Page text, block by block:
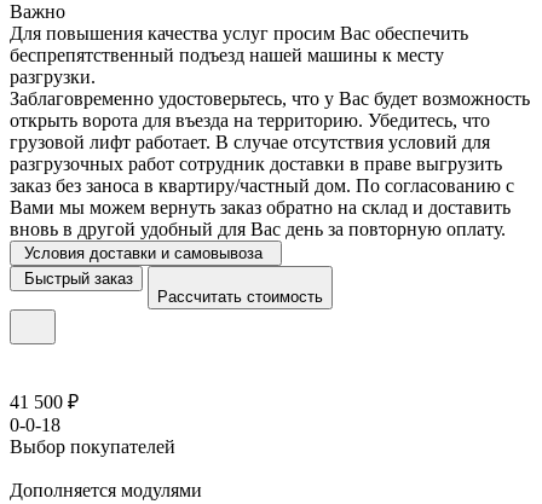
Важно
Для повышения качества услуг просим Вас обеспечить
беспрепятственный подъезд нашей машины к месту
разгрузки.
Заблаговременно удостоверьтесь, что у Вас будет возможность
открыть ворота для въезда на территорию. Убедитесь, что
грузовой лифт работает. В случае отсутствия условий для
разгрузочных работ сотрудник доставки в праве выгрузить
заказ без заноса в квартиру/частный дом. По согласованию с
Вами мы можем вернуть заказ обратно на склад и доставить
вновь в другой удобный для Вас день за повторную оплату.
Условия доставки и самовывоза
Быстрый заказ
Рассчитать стоимость
41 500 ₽
0-0-18
Выбор покупателей
Дополняется модулями